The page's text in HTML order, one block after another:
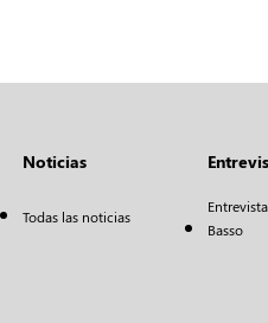
Noticias
Todas las noticias
Basso